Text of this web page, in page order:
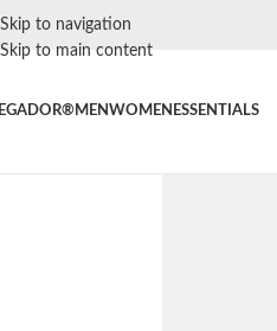
Skip to navigation
Skip to main content
MENWOMEN ESSENTIALS